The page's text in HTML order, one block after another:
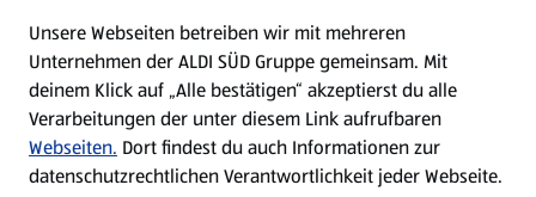
Nachhaltigkeit
Karriere
Unsere Webseiten betreiben wir mit mehreren
Unternehmen der ALDI SÜD Gruppe gemeinsam. Mit
deinem Klick auf „Alle bestätigen“ akzeptierst du alle
Verarbeitungen der unter diesem Link aufrufbaren
Webseiten. Dort findest du auch Informationen zur
datenschutzrechtlichen Verantwortlichkeit jeder Webseite.